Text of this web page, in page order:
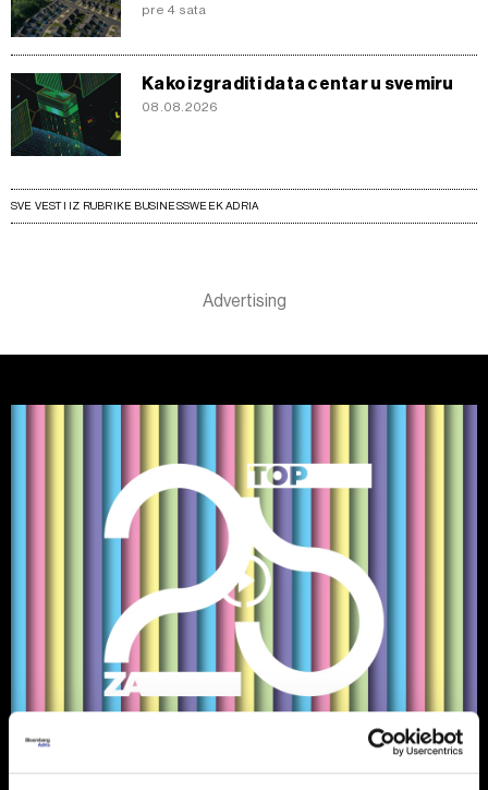
pre 4 sata
Kako izgraditi data centar u svemiru
08.08.2026
SVE VESTI IZ RUBRIKE BUSINESSWEEK ADRIA
Ljudi koji su obeležili 2024. i koji će